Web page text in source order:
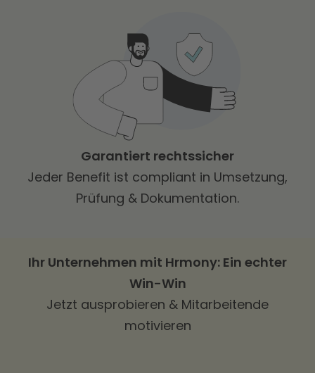
Garantiert rechtssicher
Jeder Benefit ist compliant in Umsetzung,
Prüfung & Dokumentation.
Ihr Unternehmen mit Hrmony: Ein echter
Win-Win
Jetzt ausprobieren & Mitarbeitende
motivieren